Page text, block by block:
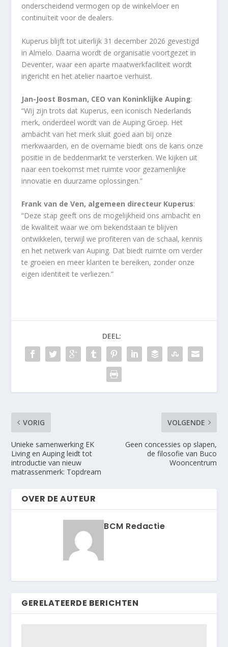
onderscheidend vermogen op de winkelvloer en
continuïteit voor de dealers.
Kuperus blijft tot uiterlijk 31 december 2026 gevestigd
in Almelo. Daarna wordt de organisatie voortgezet in
Deventer, waar een aparte maatwerkfaciliteit wordt
ingericht en het atelier naartoe verhuist.
Jan-Joost Bosman, CEO van Koninklijke Auping:
“Wij zijn trots dat Kuperus, een iconisch Nederlands
merk, onderdeel wordt van de Auping Groep. Het
ambacht van het merk sluit goed aan bij onze
merkwaarden, en de overname biedt ons de kans onze
positie in de beddenmarkt te versterken. We kijken uit
naar een toekomst met ruimte voor gezamenlijke
innovatie en duurzame oplossingen.”
Frank van de Ven, algemeen directeur Kuperus:
“Deze stap geeft ons de mogelijkheid ons ambacht en
de kwaliteit waar we om bekendstaan te blijven
ontwikkelen, terwijl we profiteren van de schaal, kennis
en het netwerk van Auping. Dat biedt ruimte om verder
te groeien en meer klanten te bereiken, zonder onze
eigen identiteit te verliezen.”
DEEL:
VORIG
Unieke samenwerking EK
Living en Auping leidt tot
introductie van nieuw
matrassenmerk: Topdream
VOLGENDE
Geen concessies op slapen,
de filosofie van Buco
Wooncentrum
OVER DE AUTEUR
BCM Redactie
GERELATEERDE BERICHTEN